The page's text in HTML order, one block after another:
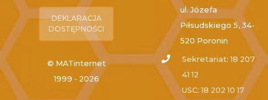
DEKLARACJA
DOSTĘPNOŚCI
© MATinternet
1999 - 2026
ul. Józefa
Piłsudskiego 5, 34-
520 Poronin
Sekretariat: 18 207
41 12
USC: 18 202 10 17